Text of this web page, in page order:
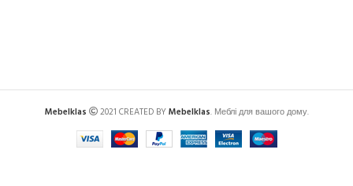
Mebelklas 2021 CREATED BYMebelklas. Меблі для вашого дому.